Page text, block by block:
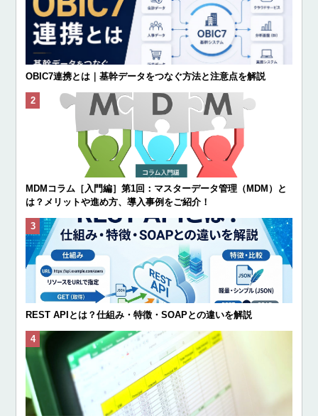
OBIC7連携とは｜基幹データをつなぐ方法と注意点を解説
MDMコラム［入門編］第1回：マスターデータ管理（MDM）と
は？メリットや進め方、導入事例をご紹介！
REST APIとは？仕組み・特徴・SOAPとの違いを解説